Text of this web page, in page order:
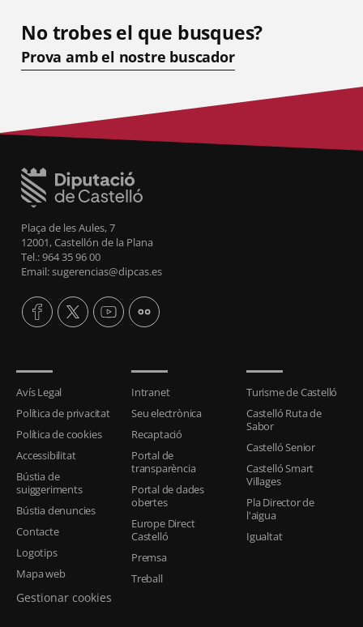
No trobes el que busques?
Prova amb el nostre buscador
Plaça de les Aules, 7
12001, Castellón de la Plana
Tel.: 964 35 96 00
Email: sugerencias@dipcas.es
Avís Legal
Política de privacitat
Política de cookies
Accessibilitat
Bústia de
suiggeriments
Bústia denuncies
Contacte
Logotips
Mapa web
Gestionar cookies
Intranet
Seu electrònica
Recaptació
Portal de
transparència
Portal de dades
obertes
Europe Direct
Castelló
Premsa
Treball
Turisme de Castelló
Castelló Ruta de
Sabor
Castelló Senior
Castelló Smart
Villages
Pla Director de
l'aigua
Igualtat